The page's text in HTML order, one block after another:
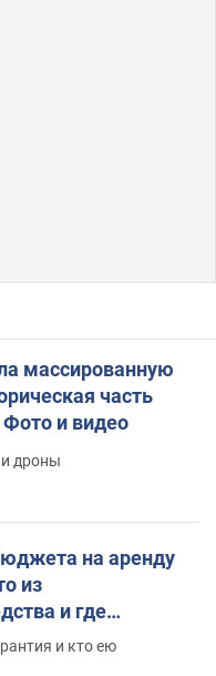
массированную
часть
Фото и видео
дроны
на аренду
из
и где
и кто ею